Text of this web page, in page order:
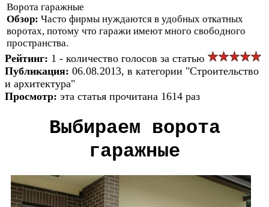
Ворота гаражные
Обзор: Часто фирмы нуждаются в удобных откатных
воротах, потому что гаражи имеют много свободного
пространства.
Рейтинг: 1 - количество голосов за статью
Публикация: 06.08.2013, в категории "Строительство
и архитектура"
Просмотр: эта статья прочитана 1614 раз
Выбираем ворота
гаражные